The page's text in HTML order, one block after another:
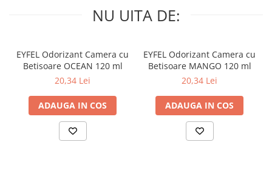
NU UITA DE:
EYFEL Odorizant Camera cu
Betisoare OCEAN 120 ml
20,34 Lei
ADAUGA IN COS
EYFEL Odorizant Camera cu
Betisoare MANGO 120 ml
20,34 Lei
ADAUGA IN COS